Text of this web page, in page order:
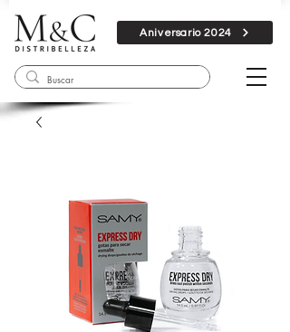
Aniversario 2024